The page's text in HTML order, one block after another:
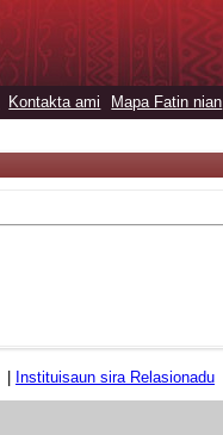
Kontakta ami Mapa Fatin nian
Instituisaun sira Relasionadu